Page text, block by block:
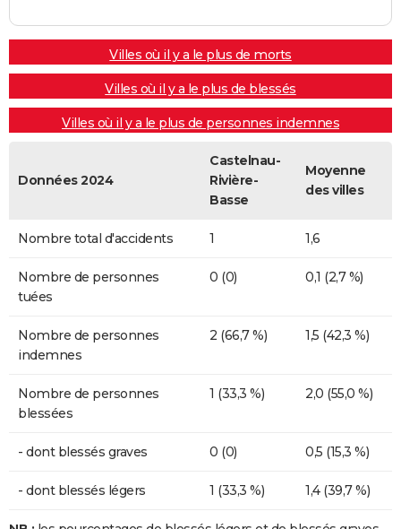
Villes où il y a le plus de morts
Villes où il y a le plus de blessés
Villes où il y a le plus de personnes indemnes
Données 2024
Castelnau-
Rivière-
Basse
Moyenne
des villes
Nombre total d'accidents 1 1,6
Nombre de personnes
tuées
0 (0) 0,1 (2,7 %)
Nombre de personnes
indemnes
2 (66,7 %) 1,5 (42,3 %)
Nombre de personnes
blessées
1 (33,3 %) 2,0 (55,0 %)
- dont blessés graves 0 (0) 0,5 (15,3 %)
- dont blessés légers 1 (33,3 %) 1,4 (39,7 %)